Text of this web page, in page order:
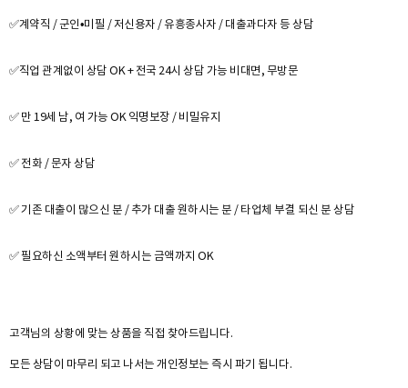
✅계약직 / 군인•미필 / 저신용자 / 유흥종사자 / 대출과다자 등 상담
✅직업 관계없이 상담 OK + 전국 24시 상담 가능 비대면, 무방문
✅ 만 19세 남, 여 가능 OK 익명보장 / 비밀유지
✅ 전화 / 문자 상담
✅ 기존 대출이 많으신 분 / 추가 대출 원하시는 분 / 타업체 부결 되신 분 상담
✅ 필요하신 소액부터 원하시는 금액까지 OK
고객님의 상황에 맞는 상품을 직접 찾아드립니다.
모든 상담이 마무리 되고 나서는 개인정보는 즉시 파기 됩니다.